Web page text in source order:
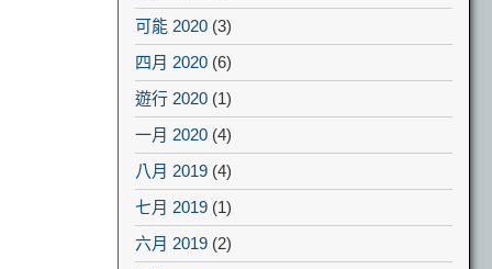
可能 2020 (3)
四月 2020 (6)
遊行 2020 (1)
一月 2020 (4)
八月 2019 (4)
七月 2019 (1)
六月 2019 (2)